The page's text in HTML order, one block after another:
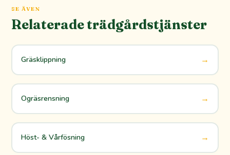
SE ÄVEN
Relaterade trädgårdstjänster
Gräsklippning →
Ogräsrensning →
Höst- & Vårfösning →